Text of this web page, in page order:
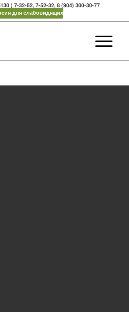
) 7-32-52, 7-52-32, 8 (904) 300-30-77
для слабовидящих